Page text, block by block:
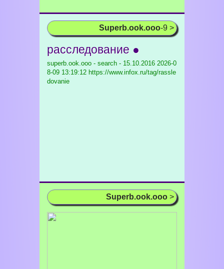
Superb.ook.ooo-9 >
расследование ●
superb.ook.ooo - search - 15.10.2016 2026-0
8-09 13:19:12 https://www.infox.ru/tag/rassle
dovanie
Superb.ook.ooo >